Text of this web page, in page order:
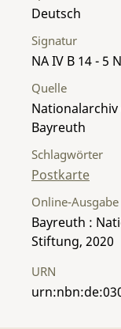
Deutsch
Signatur
NA IV B 14 - 5
Quelle
Bayreuth
Schlagwörter
Postkarte
Online-Ausgabe
Bayreuth :
Stiftung, 2020
URN